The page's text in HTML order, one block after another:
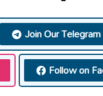
Join Our Telegram
Follow on